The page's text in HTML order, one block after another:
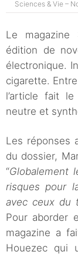
Sciences & Vie –
Le
édition de
électronique.
cigarette.
l’article fait
neutre et
Les réponses
du dossier,
“Globalement
risques pour
avec ceux du
Pour aborder
magazine a
Houezec qui